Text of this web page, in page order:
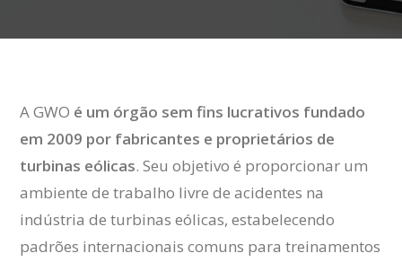
A GWO é um órgão sem fins lucrativos fundado
em 2009 por fabricantes e proprietários de
turbinas eólicas. Seu objetivo é proporcionar um
ambiente de trabalho livre de acidentes na
indústria de turbinas eólicas, estabelecendo
padrões internacionais comuns para treinamentos